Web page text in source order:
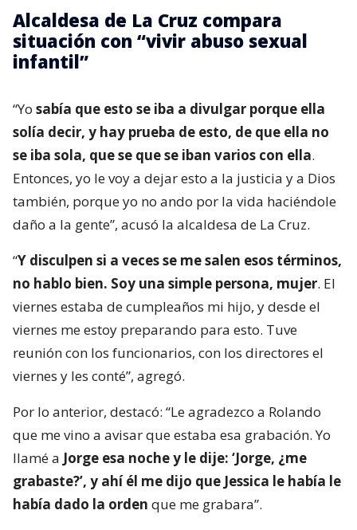
Alcaldesa de La Cruz compara
situación con “vivir abuso sexual
infantil”
“Yo sabía que esto se iba a divulgar porque ella
solía decir, y hay prueba de esto, de que ella no
se iba sola, que se que se iban varios con ella.
Entonces, yo le voy a dejar esto a la justicia y a Dios
también, porque yo no ando por la vida haciéndole
daño a la gente”, acusó la alcaldesa de La Cruz.
“Y disculpen si a veces se me salen esos términos,
no hablo bien. Soy una simple persona, mujer. El
viernes estaba de cumpleaños mi hijo, y desde el
viernes me estoy preparando para esto. Tuve
reunión con los funcionarios, con los directores el
viernes y les conté”, agregó.
Por lo anterior, destacó: “Le agradezco a Rolando
que me vino a avisar que estaba esa grabación. Yo
llamé a Jorge esa noche y le dije: ‘Jorge, ¿me
grabaste?’, y ahí él me dijo que Jessica le había le
había dado la orden que me grabara”.